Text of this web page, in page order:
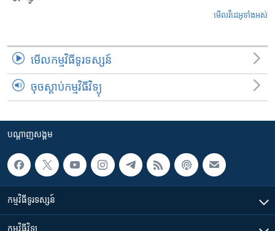
មើល​វីដេអូ​ទាំង​អស់
មើល​កម្មវិធី​ទូរទស្សន៍
ចុចស្តាប់កម្មវិធីវិទ្យុ
បណ្តាញ​សង្គម
កម្មវិធី​ទូរទស្សន៍
កម្មវិធី​វិទ្យុ